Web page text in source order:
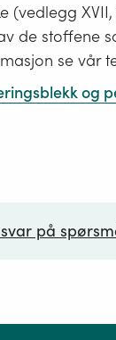
(vedlegg
de stoffene
se vår
og
på